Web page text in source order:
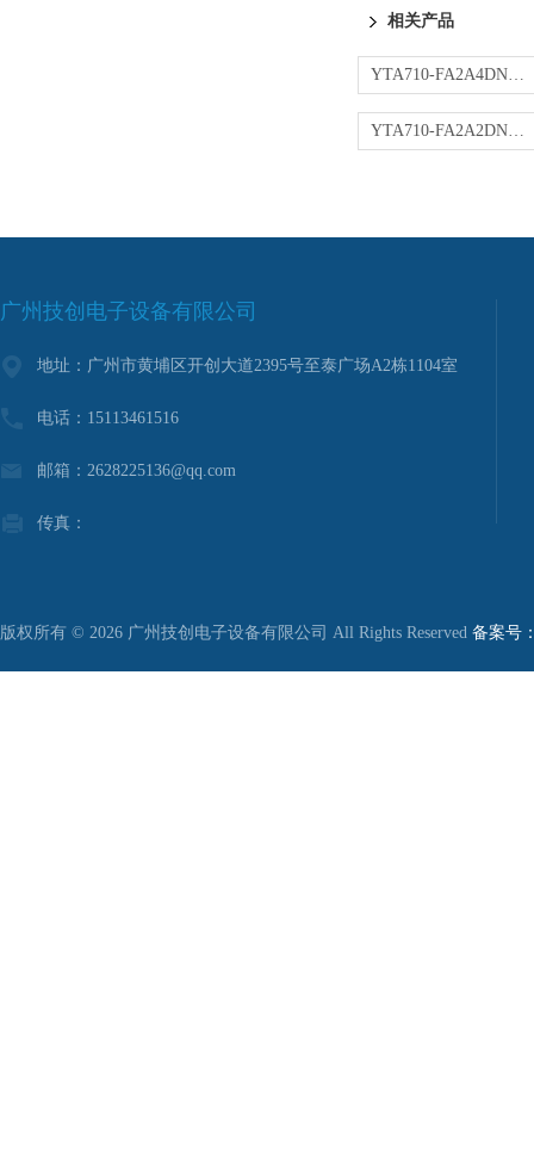
相关产品
YTA710-FA2A4DN变送器
YTA710-FA2A2DN变送器
广州技创电子设备有限公司
地址：广州市黄埔区开创大道2395号至泰广场A2栋1104室
电话：15113461516
邮箱：2628225136@qq.com
传真：
版权所有 © 2026 广州技创电子设备有限公司 All Rights Reserved 备案号